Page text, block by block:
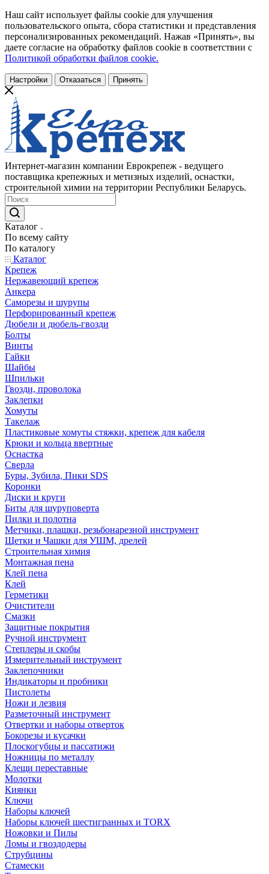
Наш сайт использует файлы cookie для улучшения
пользовательского опыта, сбора статистики и представления
персонализированных рекомендаций. Нажав «Принять», вы
даете согласие на обработку файлов cookie в соответствии с
Политикой обработки файлов cookie.
Настройки Отказаться Принять
Интернет-магазин компании Еврокрепеж - ведущего
поставщика крепежных и метизных изделий, оснастки,
строительной химии на территории Республики Беларусь.
Каталог
По всему сайту
По каталогу
Каталог
Крепеж
Нержавеющий крепеж
Анкера
Саморезы и шурупы
Перфорированный крепеж
Дюбели и дюбель-гвозди
Болты
Винты
Гайки
Шайбы
Шпильки
Гвозди, проволока
Заклепки
Хомуты
Такелаж
Пластиковые хомуты стяжки, крепеж для кабеля
Крюки и кольца ввертные
Оснастка
Сверла
Буры, Зубила, Пики SDS
Коронки
Диски и круги
Биты для шуруповерта
Пилки и полотна
Метчики, плашки, резьбонарезной инструмент
Щетки и Чашки для УШМ, дрелей
Строительная химия
Монтажная пена
Клей пена
Клей
Герметики
Очистители
Смазки
Защитные покрытия
Ручной инструмент
Степлеры и скобы
Измерительный инструмент
Заклепочники
Индикаторы и пробники
Пистолеты
Ножи и лезвия
Разметочный инструмент
Отвертки и наборы отверток
Бокорезы и кусачки
Плоскогубцы и пассатижи
Ножницы по металлу
Клещи переставные
Молотки
Киянки
Ключи
Наборы ключей
Наборы ключей шестигранных и TORX
Ножовки и Пилы
Ломы и гвоздодеры
Струбцины
Стамески